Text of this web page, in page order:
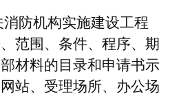
消防机构实施建设工程
范围、条件、程序、期
材料的目录和申请书示
站、受理场所、办公场